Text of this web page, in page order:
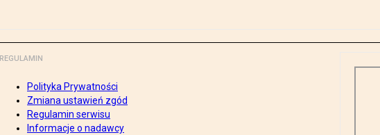
REGULAMIN
Polityka Prywatności
Zmiana ustawień zgód
Regulamin serwisu
Informacje o nadawcy